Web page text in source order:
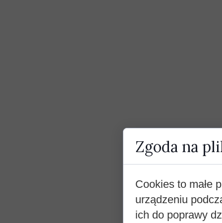
Zgoda na
Cookies to małe
urządzeniu
ich do poprawy